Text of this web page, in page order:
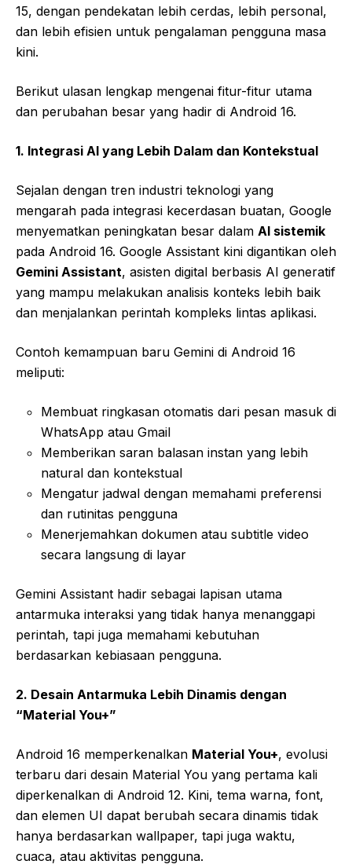
15, dengan pendekatan lebih cerdas, lebih personal,
dan lebih efisien untuk pengalaman pengguna masa
kini.
Berikut ulasan lengkap mengenai fitur-fitur utama
dan perubahan besar yang hadir di Android 16.
1. Integrasi AI yang Lebih Dalam dan Kontekstual
Sejalan dengan tren industri teknologi yang
mengarah pada integrasi kecerdasan buatan, Google
menyematkan peningkatan besar dalam AI sistemik
pada Android 16. Google Assistant kini digantikan oleh
Gemini Assistant, asisten digital berbasis AI generatif
yang mampu melakukan analisis konteks lebih baik
dan menjalankan perintah kompleks lintas aplikasi.
Contoh kemampuan baru Gemini di Android 16
meliputi:
Membuat ringkasan otomatis dari pesan masuk di
WhatsApp atau Gmail
Memberikan saran balasan instan yang lebih
natural dan kontekstual
Mengatur jadwal dengan memahami preferensi
dan rutinitas pengguna
Menerjemahkan dokumen atau subtitle video
secara langsung di layar
Gemini Assistant hadir sebagai lapisan utama
antarmuka interaksi yang tidak hanya menanggapi
perintah, tapi juga memahami kebutuhan
berdasarkan kebiasaan pengguna.
2. Desain Antarmuka Lebih Dinamis dengan
“Material You+”
Android 16 memperkenalkan Material You+, evolusi
terbaru dari desain Material You yang pertama kali
diperkenalkan di Android 12. Kini, tema warna, font,
dan elemen UI dapat berubah secara dinamis tidak
hanya berdasarkan wallpaper, tapi juga waktu,
cuaca, atau aktivitas pengguna.